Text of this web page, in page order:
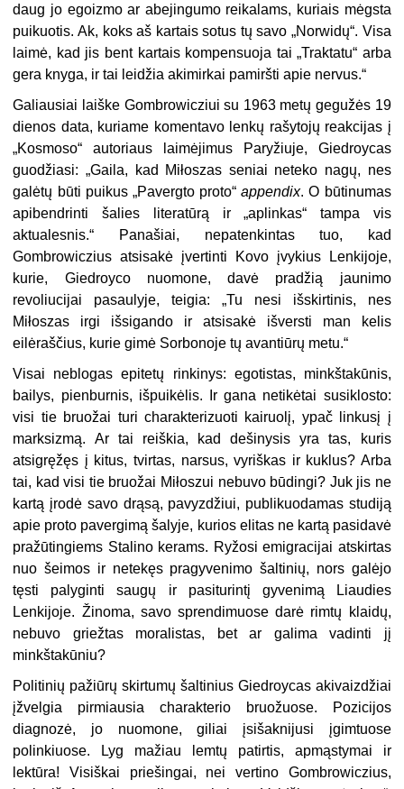
daug jo egoizmo ar abejingumo reikalams, kuriais mėgsta
puikuotis. Ak, koks aš kartais sotus tų savo „Norwidų“. Visa
laimė, kad jis bent kartais kompensuoja tai „Traktatu“ arba
gera knyga, ir tai leidžia akimirkai pamiršti apie nervus.“
Galiausiai laiške Gombrowicziui su 1963 metų gegužės 19
dienos data, kuriame komentavo lenkų rašytojų reakcijas į
„Kosmoso“ autoriaus laimėjimus Paryžiuje, Giedroycas
guodžiasi: „Gaila, kad Miłoszas seniai neteko nagų, nes
galėtų būti puikus „Pavergto proto“appendix. O būtinumas
apibendrinti šalies literatūrą ir „aplinkas“ tampa vis
aktualesnis.“ Panašiai, nepatenkintas tuo, kad
Gombrowiczius atsisakė įvertinti Kovo įvykius Lenkijoje,
kurie, Giedroyco nuomone, davė pradžią jaunimo
revoliucijai pasaulyje, teigia: „Tu nesi išskirtinis, nes
Miłoszas irgi išsigando ir atsisakė išversti man kelis
eilėraščius, kurie gimė Sorbonoje tų avantiūrų metu.“
Visai neblogas epitetų rinkinys: egotistas, minkštakūnis,
bailys, pienburnis, išpuikėlis. Ir gana netikėtai susiklosto:
visi tie bruožai turi charakterizuoti kairuolį, ypač linkusį į
marksizmą. Ar tai reiškia, kad dešinysis yra tas, kuris
atsigręžęs į kitus, tvirtas, narsus, vyriškas ir kuklus? Arba
tai, kad visi tie bruožai Miłoszui nebuvo būdingi? Juk jis ne
kartą įrodė savo drąsą, pavyzdžiui, publikuodamas studiją
apie proto pavergimą šalyje, kurios elitas ne kartą pasidavė
pražūtingiems Stalino kerams. Ryžosi emigracijai atskirtas
nuo šeimos ir netekęs pragyvenimo šaltinių, nors galėjo
tęsti palyginti saugų ir pasiturintį gyvenimą Liaudies
Lenkijoje. Žinoma, savo sprendimuose darė rimtų klaidų,
nebuvo griežtas moralistas, bet ar galima vadinti jį
minkštakūniu?
Politinių pažiūrų skirtumų šaltinius Giedroycas akivaizdžiai
įžvelgia pirmiausia charakterio bruožuose. Pozicijos
diagnozė, jo nuomone, giliai įsišaknijusi įgimtuose
polinkiuose. Lyg mažiau lemtų patirtis, apmąstymai ir
lektūra! Visiškai priešingai, nei vertino Gombrowiczius,